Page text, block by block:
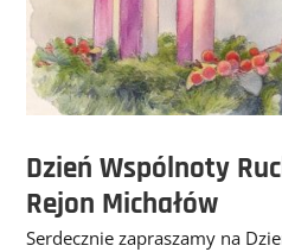
Dzień Wspólnoty
Rejon Michałów
Serdecznie zapraszamy na